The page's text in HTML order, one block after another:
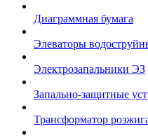
Диаграммная бумага
Элеваторы
Электрозапальники ЭЗ
Запально-защитные
Трансформатор